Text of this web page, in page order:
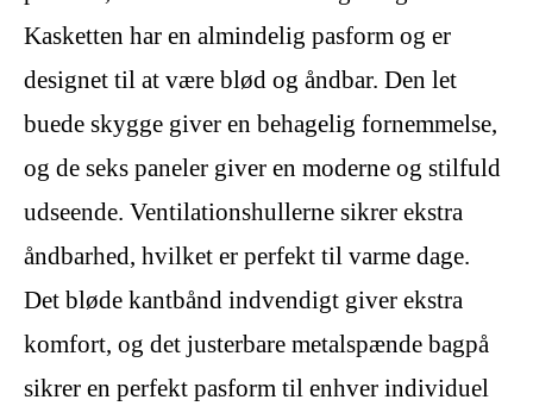
Kasketten har en almindelig pasform og er
designet til at være blød og åndbar. Den let
buede skygge giver en behagelig fornemmelse,
og de seks paneler giver en moderne og stilfuld
udseende. Ventilationshullerne sikrer ekstra
åndbarhed, hvilket er perfekt til varme dage.
Det bløde kantbånd indvendigt giver ekstra
komfort, og det justerbare metalspænde bagpå
sikrer en perfekt pasform til enhver individuel